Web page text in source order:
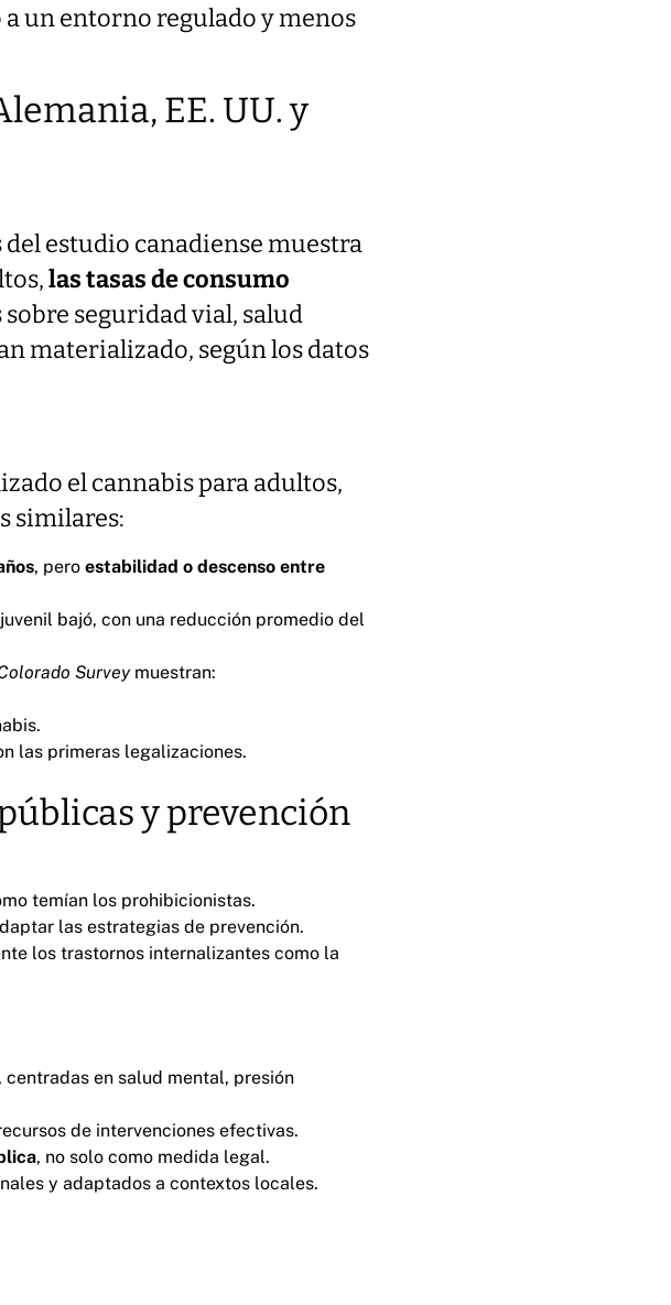
un entorno regulado y menos
EE. UU. y
estudio canadiense muestra
las tasas de consumo
sobre seguridad vial, salud
materializado, según los datos
el cannabis para adultos,
similares:
, pero estabilidad o descenso entre
bajó, con una reducción promedio del
Survey muestran:
las primeras legalizaciones.
y prevención
temían los prohibicionistas.
las estrategias de prevención.
los trastornos internalizantes como la
centradas en salud mental, presión
de intervenciones efectivas.
, no solo como medida legal.
y adaptados a contextos locales.